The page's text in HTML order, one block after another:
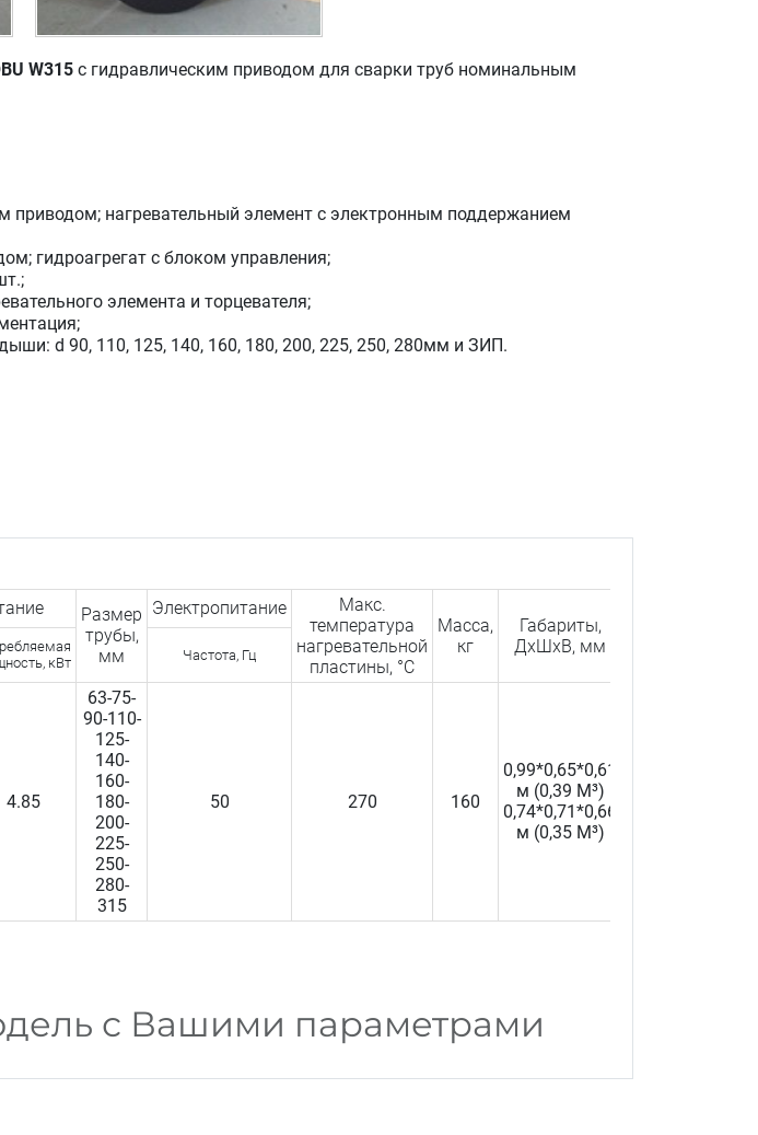
W315 с гидравлическим приводом для сварки труб номинальным
приводом; нагревательный элемент с электронным поддержанием
гидроагрегат с блоком управления;
элемента и торцевателя;
d 90, 110, 125, 140, 160, 180, 200, 225, 250, 280мм и ЗИП.
Размер
трубы,
мм
Электропитание
Макс.
температура
нагревательной
пластины, °С
Масса,
кг
Габариты,
ДхШхВ, мм
кВт
Частота, Гц
4.85
63-75-
90-110-
125-
140-
160-
180-
200-
225-
250-
280-
315
50 270 160
0,99*0,65*0,61
м (0,39 M³)
0,74*0,71*0,66
м (0,35 M³)
с Вашими параметрами